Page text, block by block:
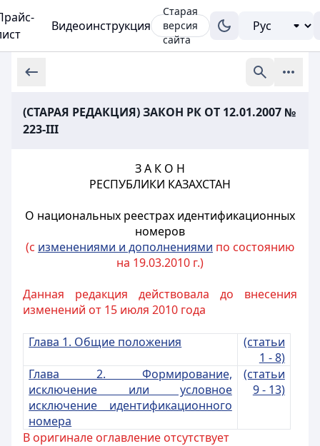
Видеоинструкция
Старая
версия
сайта
(СТАРАЯ РЕДАКЦИЯ) ЗАКОН РК ОТ 12.01.2007 №
223-III
З А К О Н
РЕСПУБЛИКИ КАЗАХСТАН
О национальных реестрах идентификационных
номеров
(с изменениями и дополнениями по состоянию
на 19.03.2010 г.)
Данная редакция действовала до внесения
изменений от 15 июля 2010 года
Глава 1. Общие положения
(статьи
1 - 8)
Глава 2. Формирование,
исключение или условное
исключение идентификационного
номера
(статьи
9 - 13)
В оригинале оглавление отсутствует